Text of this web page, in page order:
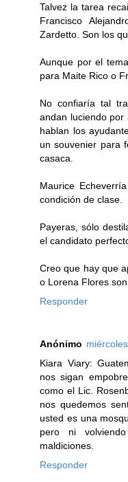
Talvez la tarea
Francisco
Zardetto. Son los
Aunque por el
para Maite Rico o
No confiaría tal
andan luciendo
hablan los
un souvenier para
casaca.
Maurice
condición de clase.
Payeras, sólo
el candidato
Creo que hay que
o Lorena Flores
Responder
Anónimo
Kiara Viary:
nos sigan
como el Lic.
nos quedemos
usted es una
pero ni
maldiciones.
Responder